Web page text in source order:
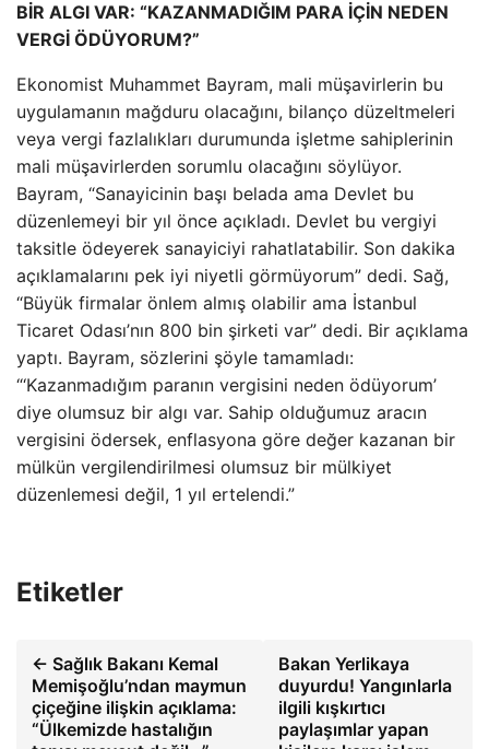
BİR ALGI VAR: “KAZANMADIĞIM PARA İÇİN NEDEN
VERGİ ÖDÜYORUM?”
Ekonomist Muhammet Bayram, mali müşavirlerin bu
uygulamanın mağduru olacağını, bilanço düzeltmeleri
veya vergi fazlalıkları durumunda işletme sahiplerinin
mali müşavirlerden sorumlu olacağını söylüyor.
Bayram, “Sanayicinin başı belada ama Devlet bu
düzenlemeyi bir yıl önce açıkladı. Devlet bu vergiyi
taksitle ödeyerek sanayiciyi rahatlatabilir. Son dakika
açıklamalarını pek iyi niyetli görmüyorum” dedi. Sağ,
“Büyük firmalar önlem almış olabilir ama İstanbul
Ticaret Odası’nın 800 bin şirketi var” dedi. Bir açıklama
yaptı. Bayram, sözlerini şöyle tamamladı:
“‘Kazanmadığım paranın vergisini neden ödüyorum’
diye olumsuz bir algı var. Sahip olduğumuz aracın
vergisini ödersek, enflasyona göre değer kazanan bir
mülkün vergilendirilmesi olumsuz bir mülkiyet
düzenlemesi değil, 1 yıl ertelendi.”
Etiketler
← Sağlık Bakanı Kemal
Memişoğlu’ndan maymun
çiçeğine ilişkin açıklama:
“Ülkemizde hastalığın
Bakan Yerlikaya
duyurdu! Yangınlarla
ilgili kışkırtıcı
paylaşımlar yapan